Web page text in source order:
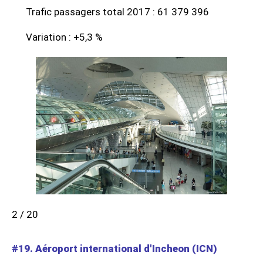
Trafic passagers total 2017 : 61 379 396
Variation : +5,3 %
2 / 20
#19. Aéroport international d'Incheon (ICN)